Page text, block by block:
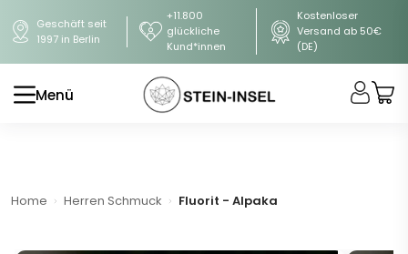
Geschäft seit
1997 in Berlin
+11.800
glückliche
Kund*innen
Kostenloser
Versand ab 50€
(DE)
Menü
Home Herren Schmuck Fluorit - Alpaka